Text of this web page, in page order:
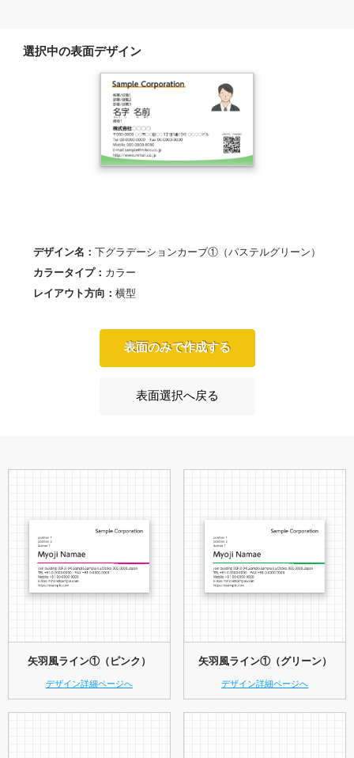
選択中の表面デザイン
デザイン名： 下グラデーションカーブ①（パステルグリーン）
カラータイプ： カラー
レイアウト方向： 横型
表面のみで作成する
表面選択へ戻る
矢羽風ライン①（ピンク）
デザイン詳細ページへ
矢羽風ライン①（グリーン）
デザイン詳細ページへ